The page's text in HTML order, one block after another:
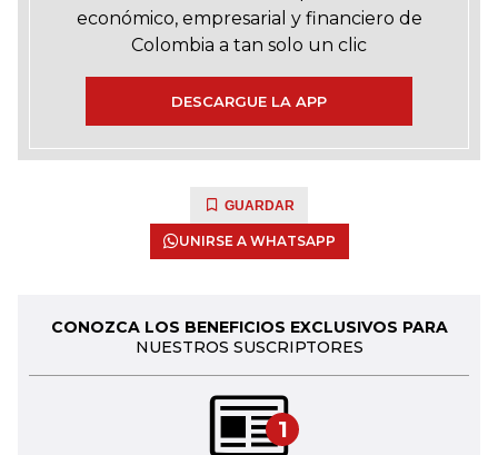
económico, empresarial y financiero de
Colombia a tan solo un clic
DESCARGUE LA APP
GUARDAR
UNIRSE A WHATSAPP
CONOZCA LOS BENEFICIOS EXCLUSIVOS PARA
NUESTROS SUSCRIPTORES
1